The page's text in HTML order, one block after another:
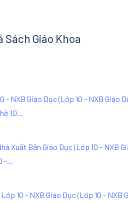
Sách Giáo Khoa
- NXB Giáo Dục(Lớp 10 - NXB Giáo
10...
Xuất Bản Giáo Dục(Lớp 10 - NXB
-...
10 - NXB Giáo Dục(Lớp 10 - NXB